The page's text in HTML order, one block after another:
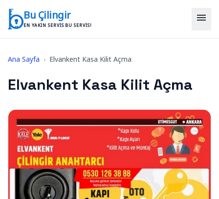
Bu Çilingir
EN YAKIN SERVIS BU SERVIS!
menu
Ana Sayfa › Elvankent Kasa Kilit Açma
Elvankent Kasa Kilit Açma